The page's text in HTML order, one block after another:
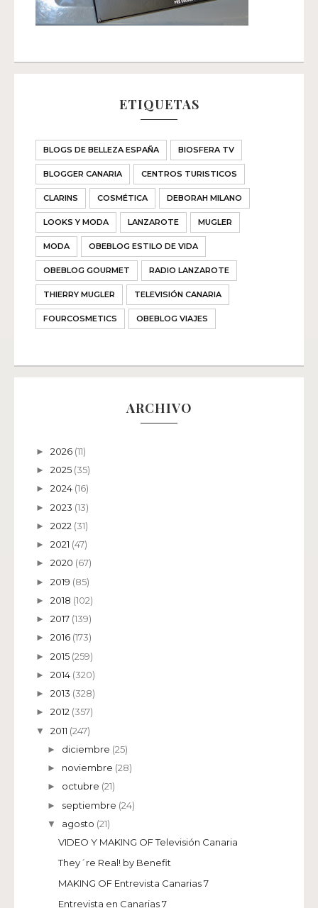
ETIQUETAS
BLOGS DE BELLEZA ESPAÑA BIOSFERA TV
BLOGGER CANARIA CENTROS TURISTICOS
CLARINS COSMÉTICA DEBORAH MILANO
LOOKS Y MODA LANZAROTE MUGLER
MODA OBEBLOG ESTILO DE VIDA
OBEBLOG GOURMET RADIO LANZAROTE
THIERRY MUGLER TELEVISIÓN CANARIA
FOURCOSMETICS OBEBLOG VIAJES
ARCHIVO
► 2026 (11)
► 2025 (35)
► 2024 (16)
► 2023 (13)
► 2022 (31)
► 2021 (47)
► 2020 (67)
► 2019 (85)
► 2018 (102)
► 2017 (139)
► 2016 (173)
► 2015 (259)
► 2014 (320)
► 2013 (328)
► 2012 (357)
▼ 2011 (247)
► diciembre (25)
► noviembre (28)
► octubre (21)
► septiembre (24)
▼ agosto (21)
VIDEO Y MAKING OF Televisión Canaria
They´re Real! by Benefit
MAKING OF Entrevista Canarias 7
Entrevista en Canarias 7